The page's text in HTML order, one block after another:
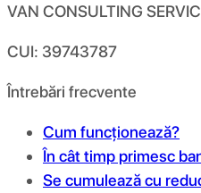
VAN CONSULTING
CUI: 39743787
Întrebări frecvente
Cum funcționează?
În cât timp primesc
Se cumulează cu